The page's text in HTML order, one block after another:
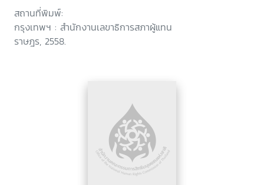
สถานที่พิมพ์:
กรุงเทพฯ : สำนักงานเลขาธิการสภาผู้แทน
ราษฎร, 2558.